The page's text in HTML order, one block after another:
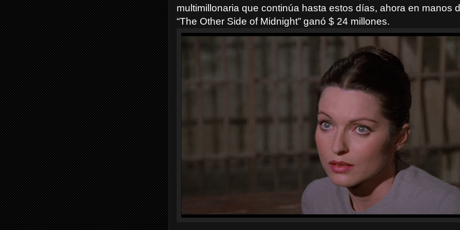
multimillonaria que continúa hasta estos días, ahora en manos
“The Other Side of Midnight” ganó $ 24 millones.